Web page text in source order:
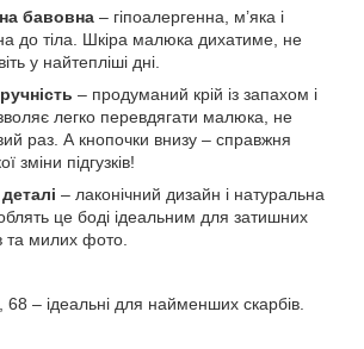
бавовна – гіпоалергенна, м’яка і
до тіла. Шкіра малюка дихатиме, не
у найтепліші дні.
– продуманий крій із запахом і
легко перевдягати малюка, не
раз. А кнопочки внизу – справжня
зміни підгузків!
– лаконічний дизайн і натуральна
це боді ідеальним для затишних
та милих фото.
68 – ідеальні для найменших скарбів.